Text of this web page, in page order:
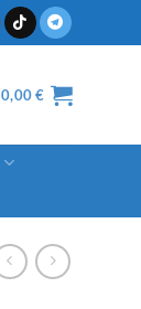
0,00€